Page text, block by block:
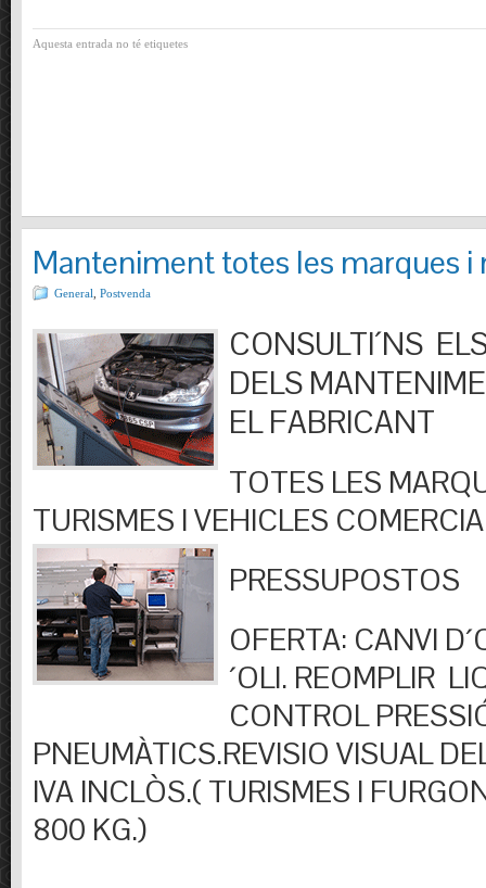
Aquesta entrada no té etiquetes
Manteniment totes les marques i
General Postvenda
CONSULTI´NS
DELS
EL FABRICANT
TOTES LES
TURISMES I VEHICLES
PRESSUPOSTOS
OFERTA: CANVI
´OLI. REOMPLIR
CONTROL
PNEUMÀTICS.REVISIO VISUAL
IVA INCLÒS.( TURISMES I
800 KG.)